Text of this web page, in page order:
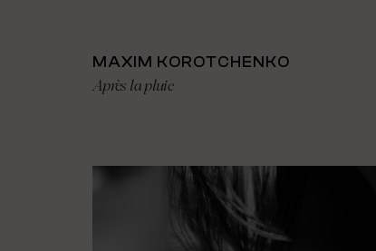
MAXIM KOROTCHENKO
Après la pluie